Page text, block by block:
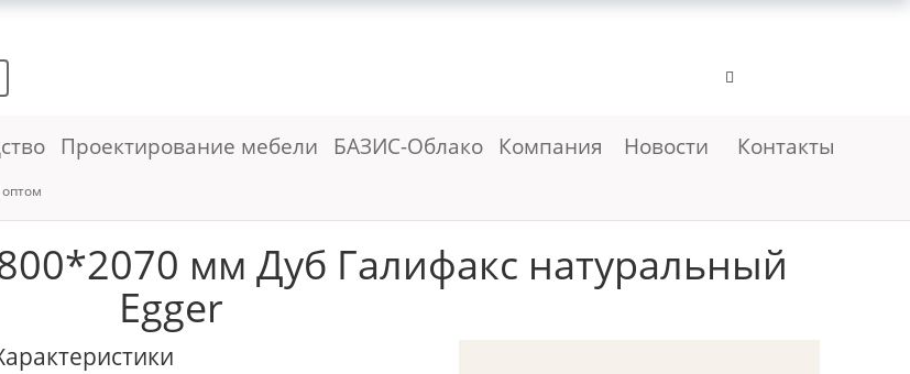
Проектирование мебели БАЗИС-Облако Компания Новости Контакты
мм Дуб Галифакс натуральный
Egger